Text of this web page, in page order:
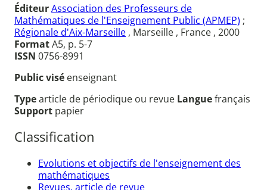
ÉditeurAssociation des Professeurs de
Mathématiques de l'Enseignement Public (APMEP) ;
Régionale d'Aix-Marseille , Marseille , France , 2000
FormatA5, p. 5-7
ISSN 0756-8991
Public visé enseignant
Typearticle de périodique ou revue Languefrançais
Support papier
Classification
Evolutions et objectifs de l'enseignement des
mathématiques
Revues, article de revue